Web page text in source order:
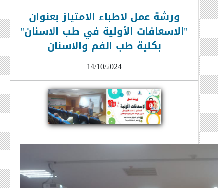
ورشة عمل لاطباء الامتياز بعنوان
"الاسعافات الأولية في طب الاسنان"
بكلية طب الفم والاسنان
14/10/2024